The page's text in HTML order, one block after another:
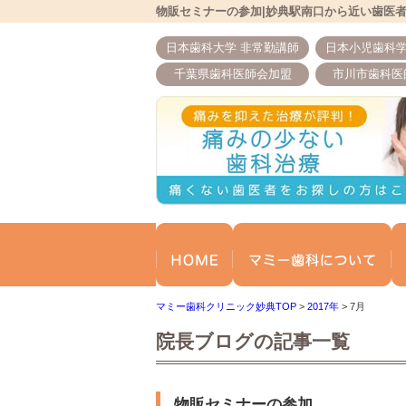
物販セミナーの参加|妙典駅南口から近い歯医
日本歯科大学 非常勤講師
日本小児歯科
千葉県歯科医師会加盟
市川市歯科
ホーム
マミー歯科クリニック妙典TOP > 2017年 > 7月
院長ブログの記事一覧